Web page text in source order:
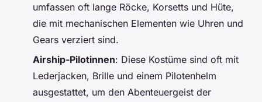
umfassen oft lange Röcke, Korsetts und Hüte,
die mit mechanischen Elementen wie Uhren und
Gears verziert sind.
Airship-Pilotinnen: Diese Kostüme sind oft mit
Lederjacken, Brille und einem Pilotenhelm
ausgestattet, um den Abenteuergeist der